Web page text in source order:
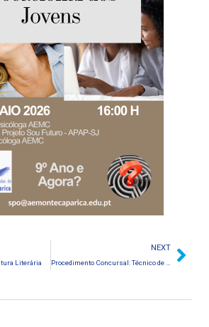
Literária
NEXT